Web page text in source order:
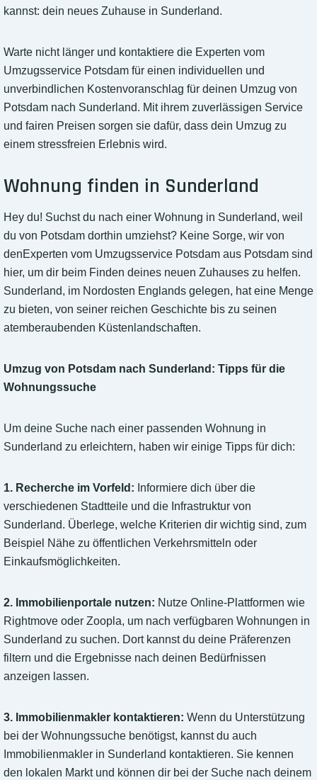
kannst: dein neues Zuhause in Sunderland.
Warte nicht länger und kontaktiere die Experten vom
Umzugsservice Potsdam für einen individuellen und
unverbindlichen Kostenvoranschlag für deinen Umzug von
Potsdam nach Sunderland. Mit ihrem zuverlässigen Service
und fairen Preisen sorgen sie dafür, dass dein Umzug zu
einem stressfreien Erlebnis wird.
Wohnung finden in Sunderland
Hey du! Suchst du nach einer Wohnung in Sunderland, weil
du von Potsdam dorthin umziehst? Keine Sorge, wir von
denExperten vom Umzugsservice Potsdam aus Potsdam sind
hier, um dir beim Finden deines neuen Zuhauses zu helfen.
Sunderland, im Nordosten Englands gelegen, hat eine Menge
zu bieten, von seiner reichen Geschichte bis zu seinen
atemberaubenden Küstenlandschaften.
Umzug von Potsdam nach Sunderland: Tipps für die
Wohnungssuche
Um deine Suche nach einer passenden Wohnung in
Sunderland zu erleichtern, haben wir einige Tipps für dich:
1. Recherche im Vorfeld: Informiere dich über die
verschiedenen Stadtteile und die Infrastruktur von
Sunderland. Überlege, welche Kriterien dir wichtig sind, zum
Beispiel Nähe zu öffentlichen Verkehrsmitteln oder
Einkaufsmöglichkeiten.
2. Immobilienportale nutzen: Nutze Online-Plattformen wie
Rightmove oder Zoopla, um nach verfügbaren Wohnungen in
Sunderland zu suchen. Dort kannst du deine Präferenzen
filtern und die Ergebnisse nach deinen Bedürfnissen
anzeigen lassen.
3. Immobilienmakler kontaktieren: Wenn du Unterstützung
bei der Wohnungssuche benötigst, kannst du auch
Immobilienmakler in Sunderland kontaktieren. Sie kennen
den lokalen Markt und können dir bei der Suche nach deinem